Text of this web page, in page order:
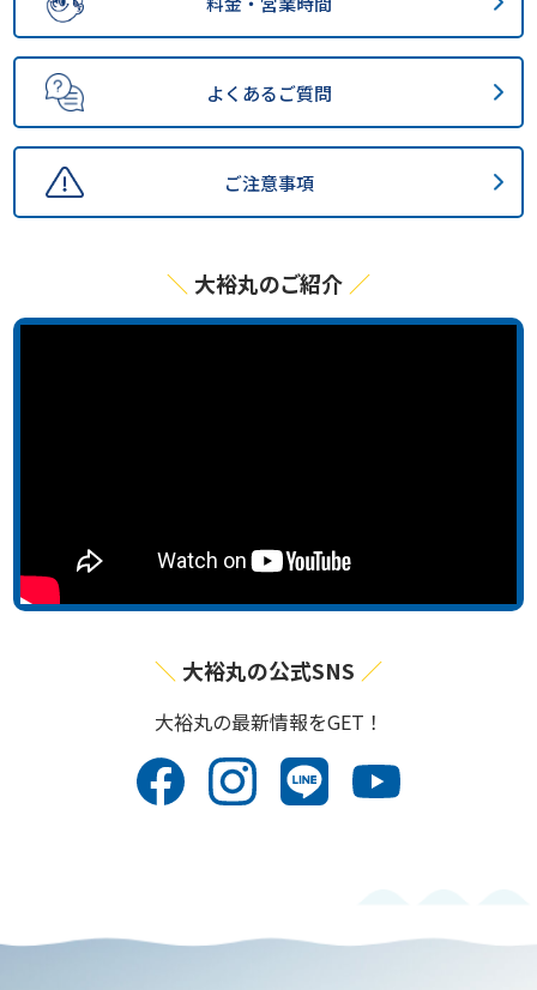
よくあるご質問
ご注意事項
大裕丸のご紹介
大裕丸の公式SNS
⼤裕丸の最新情報をGET！